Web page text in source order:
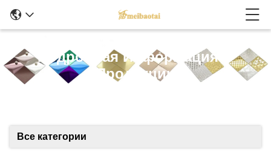
Подробная Информация О
Продукции
Все категории